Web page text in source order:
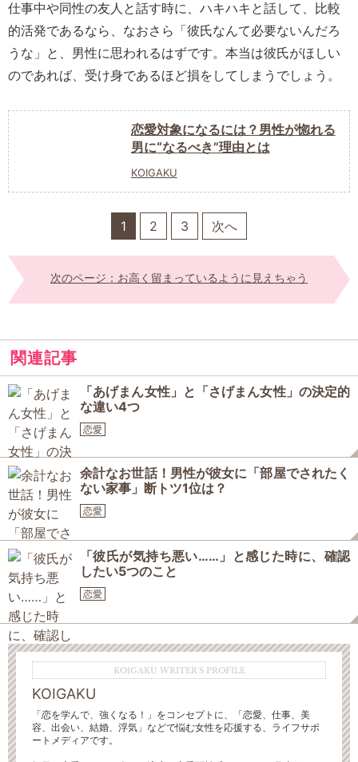
仕事中や同性の友人と話す時に、ハキハキと話して、比較
的活発であるなら、なおさら「彼氏なんて必要ないんだろ
うな」と、男性に思われるはずです。本当は彼氏がほしい
のであれば、受け身であるほど損をしてしまうでしょう。
恋愛対象になるには？男性が惚れる
男に“なるべき”理由とは
KOIGAKU
1 2 3 次へ
次のページ：お高く留まっているように見えちゃう
関連記事
「あげまん女性」と「さげまん女性」の決定的
な違い4つ
恋愛
余計なお世話！男性が彼女に「部屋でされたく
ない家事」断トツ1位は？
恋愛
「彼氏が気持ち悪い……」と感じた時に、確認
したい5つのこと
恋愛
KOIGAKU WRITER'S PROFILE
KOIGAKU
「恋を学んで、強くなる！」をコンセプトに、「恋愛、仕事、美
容、出会い、結婚、浮気」などで悩む女性を応援する、ライフサポ
ートメディアです。